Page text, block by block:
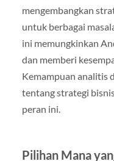
mengembangkan
untuk berbagai
ini memungkinkan
dan memberi
Kemampuan analitis
tentang strategi
peran ini.
Pilihan Mana